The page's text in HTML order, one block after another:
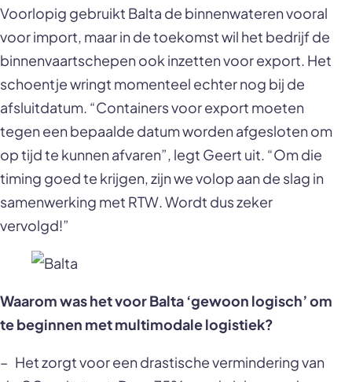
Voorlopig gebruikt Balta de binnenwateren vooral
voor import, maar in de toekomst wil het bedrijf de
binnenvaartschepen ook inzetten voor export. Het
schoentje wringt momenteel echter nog bij de
afsluitdatum. “Containers voor export moeten
tegen een bepaalde datum worden afgesloten om
op tijd te kunnen afvaren”, legt Geert uit. “Om die
timing goed te krijgen, zijn we volop aan de slag in
samenwerking met RTW. Wordt dus zeker
vervolgd!”
Waarom was het voor Balta ‘gewoon logisch’ om
te beginnen met multimodale logistiek?
– Het zorgt voor een drastische vermindering van